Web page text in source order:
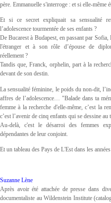
père. Emmanuelle s'interroge : et si elle-même
Et si ce secret expliquait sa sensualité
l’adolescence tourmentée de ses enfants ?
De Bucarest à Budapest, en passant par Sofia,
l'étranger et à son rôle d’épouse de
réellement ?
Tandis que, Franck, orphelin, part à la
devant de son destin.
La sensualité féminine, le poids du non-dit,
affres de l’adolescence… "Balade dans ta
femme à la recherche d'elle-même, c’est la
c’est l’avenir de cinq enfants qui se dessine au
Au-delà, c'est le désarroi des femmes
dépendantes de leur conjoint.
Et un tableau des Pays de L'Est dans les
Suzanne Lène
Après avoir été attachée de presse dans
documentaliste au Wildenstein Institute